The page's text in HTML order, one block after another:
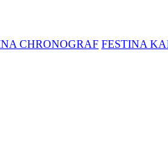
CHRONOGRAF FESTINA